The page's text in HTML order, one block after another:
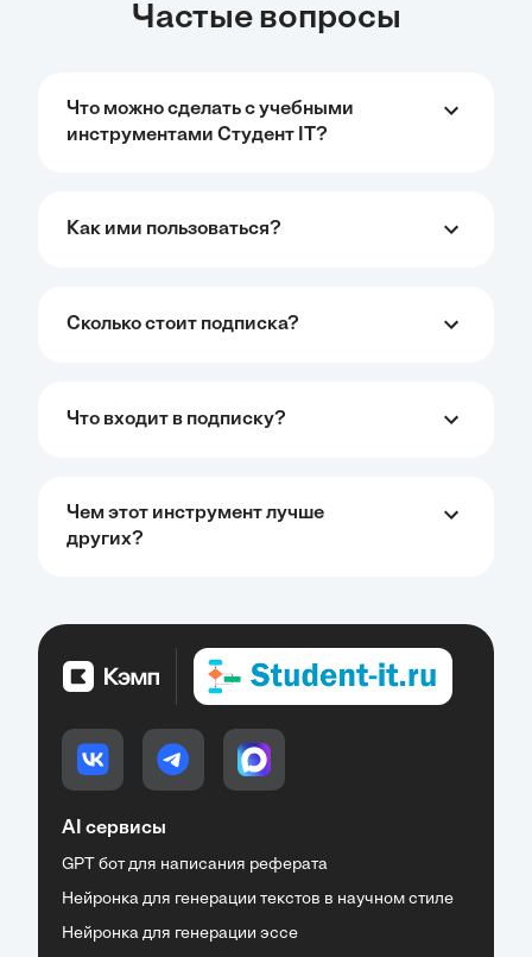
Частые вопросы
Что можно сделать с учебными
инструментами Студент IT?
Как ими пользоваться?
Сколько стоит подписка?
Что входит в подписку?
Чем этот инструмент лучше
других?
AI сервисы
GPT бот для написания реферата
Нейронка для генерации текстов в научном стиле
Нейронка для генерации эссе